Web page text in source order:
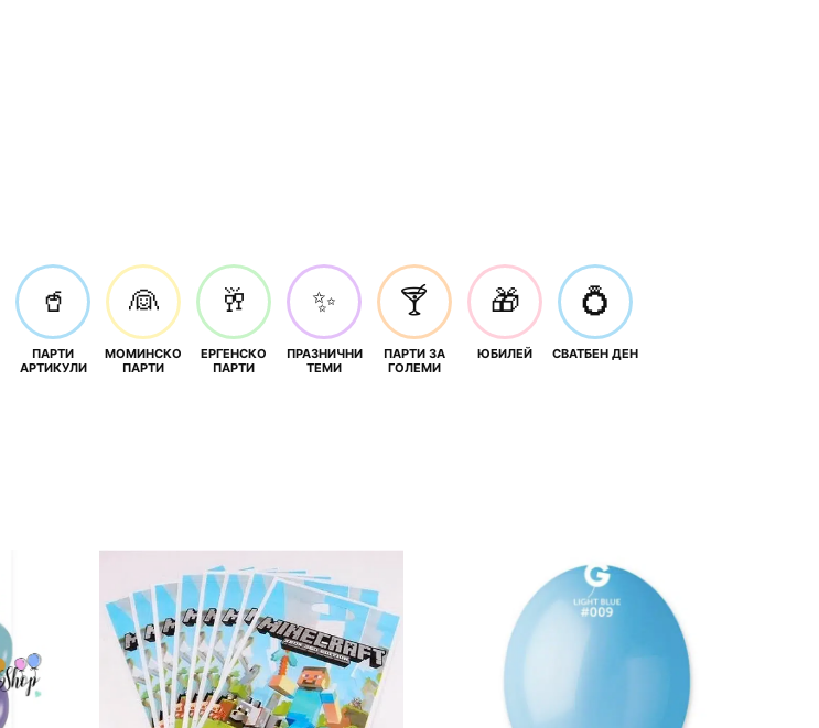
🥤
ПАРТИ
АРТИКУЛИ
👰
МОМИНСКО
ПАРТИ
🥂
ЕРГЕНСКО
ПАРТИ
✨
ПРАЗНИЧНИ
ТЕМИ
🍸
ПАРТИ ЗА
ГОЛЕМИ
🎁
ЮБИЛЕЙ
💍
СВАТБЕН ДЕН